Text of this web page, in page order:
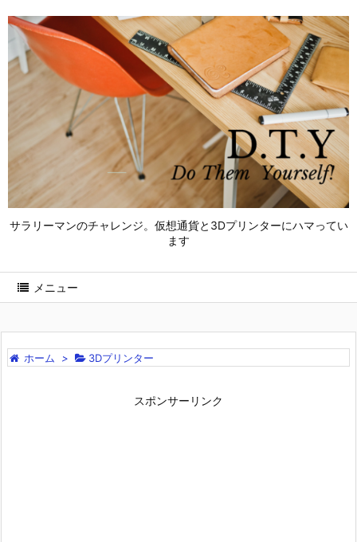
サラリーマンのチャレンジ。仮想通貨と3Dプリンターにハマってい
ます
メニュー
ホーム > 3Dプリンター
スポンサーリンク